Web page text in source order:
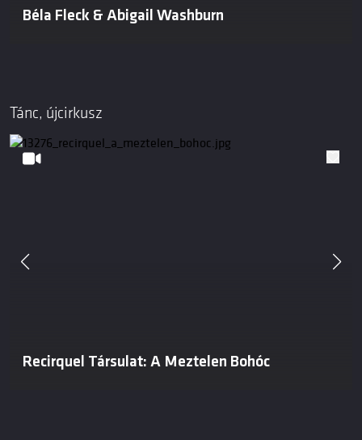
Béla Fleck & Abigail Washburn
Tánc, újcirkusz
Recirquel Társulat: A Meztelen Bohóc